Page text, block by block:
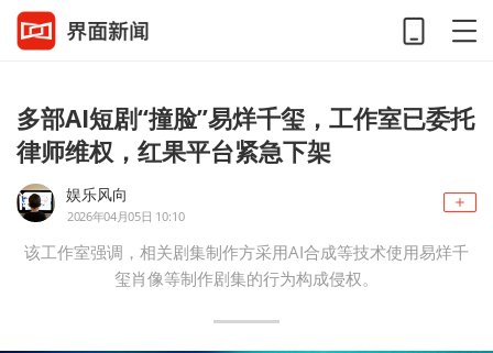
多部AI短剧“撞脸”易烊千玺，工作室已委托
律师维权，红果平台紧急下架
娱乐风向
2026年04月05日 10:10
该工作室强调，相关剧集制作方采用AI合成等技术使用易烊千
玺肖像等制作剧集的行为构成侵权。